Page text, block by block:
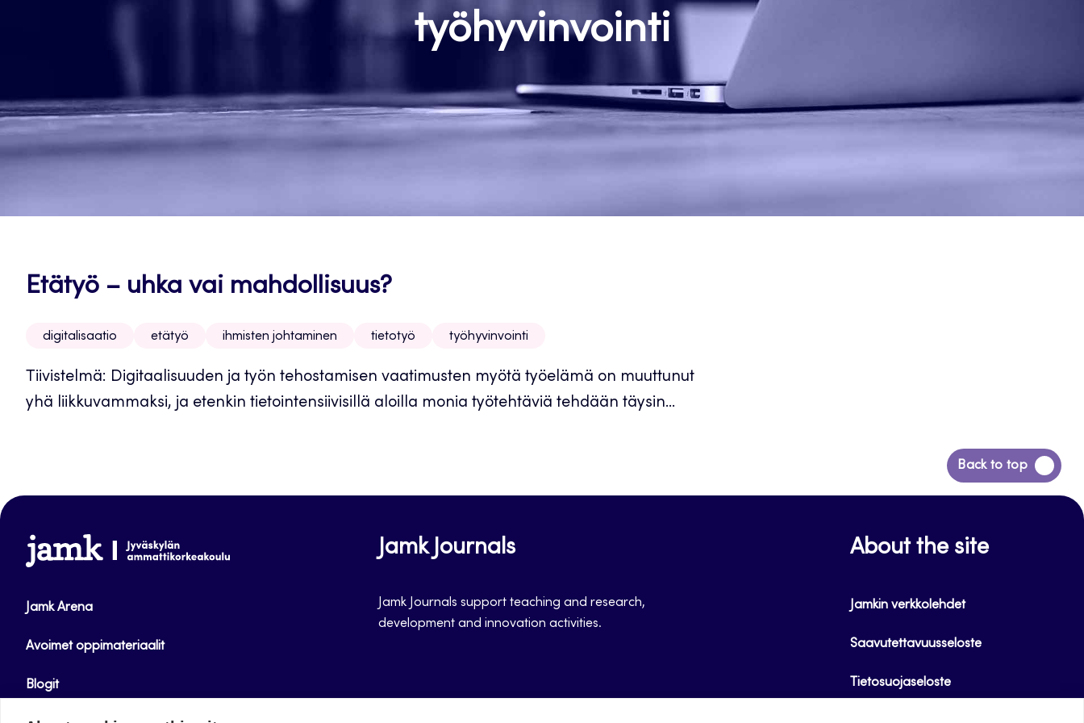
työhyvinvointi
Etätyö – uhka vai mahdollisuus?
digitalisaatio etätyö ihmisten johtaminen tietotyö työhyvinvointi
Tiivistelmä: Digitaalisuuden ja työn tehostamisen vaatimusten myötä työelämä on muuttunut
yhä liikkuvammaksi, ja etenkin tietointensiivisillä aloilla monia työtehtäviä tehdään täysin...
Back to top
Back
to
www.jamk.fi
Jamk Arena
Avoimet oppimateriaalit
Blogit
Jamk Journals
Jamk Journals support teaching and research,
development and innovation activities.
About the site
Jamkin verkkolehdet
Saavutettavuusseloste
Tietosuojaseloste